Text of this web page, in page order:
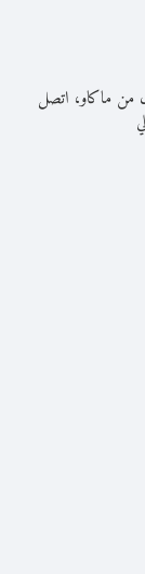
من ماكاو، اتصل